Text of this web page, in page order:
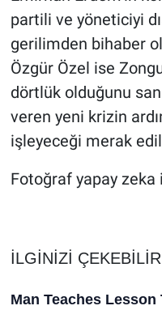
partili ve yöneticiyi
gerilimden bihaber
Özgür Özel ise
dörtlük olduğunu
veren yeni krizin
işleyeceği merak
Fotoğraf yapay zeka